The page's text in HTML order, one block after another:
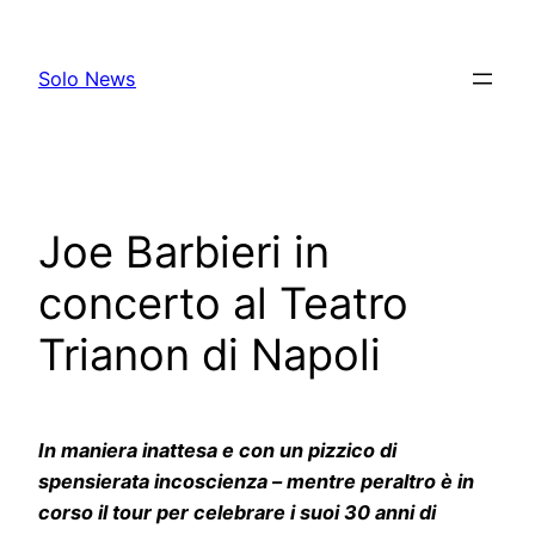
content
Solo News
Joe Barbieri in
concerto al Teatro
Trianon di Napoli
In maniera inattesa e con un pizzico di
spensierata incoscienza – mentre peraltro è in
corso il tour per celebrare i suoi 30 anni di